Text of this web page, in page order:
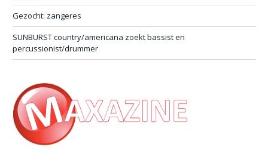
Gezocht: zangeres
SUNBURST country/americana zoekt bassist en
percussionist/drummer